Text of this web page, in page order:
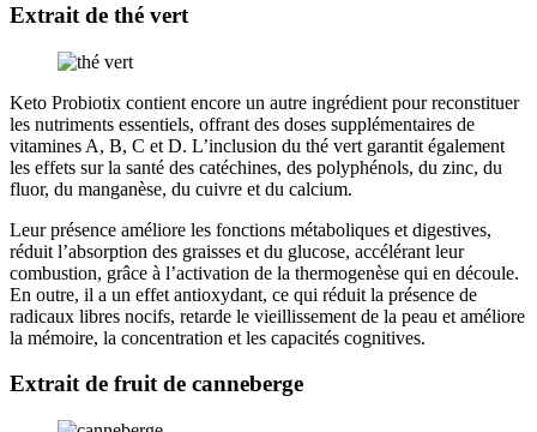
Extrait de thé vert
Keto Probiotix contient encore un autre ingrédient pour reconstituer
les nutriments essentiels, offrant des doses supplémentaires de
vitamines A, B, C et D. L’inclusion du thé vert garantit également
les effets sur la santé des catéchines, des polyphénols, du zinc, du
fluor, du manganèse, du cuivre et du calcium.
Leur présence améliore les fonctions métaboliques et digestives,
réduit l’absorption des graisses et du glucose, accélérant leur
combustion, grâce à l’activation de la thermogenèse qui en découle.
En outre, il a un effet antioxydant, ce qui réduit la présence de
radicaux libres nocifs, retarde le vieillissement de la peau et améliore
la mémoire, la concentration et les capacités cognitives.
Extrait de fruit de canneberge